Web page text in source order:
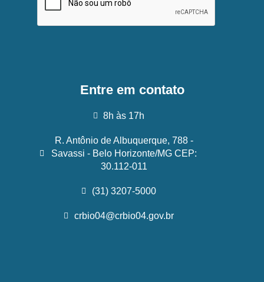
Entre em contato
8h às 17h
R. Antônio de Albuquerque, 788 -
Savassi - Belo Horizonte/MG CEP:
30.112-011
(31) 3207-5000
crbio04@crbio04.gov.br